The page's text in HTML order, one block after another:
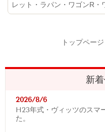
レット・ラパン・ワゴンR・
トップページ
新
2026/8/6
H23年式・ヴィッツのスマ
た。